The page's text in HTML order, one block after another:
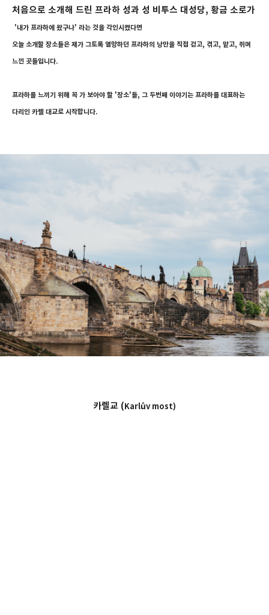
처음으로 소개해 드린 프라하 성과 성 비투스 대성당, 황금 소로가
'내가 프라하에 왔구나' 라는 것을 각인시켰다면
오늘 소개할 장소들은 제가 그토록 열망하던 프라하의 낭만을 직접 걷고, 겪고, 맡고, 쥐며
느낀 곳들입니다.
프라하를 느끼기 위해 꼭 가 보아야 할 '장소'들, 그 두번째 이야기는 프라하를 대표하는
다리인 카렐 대교로 시작합니다.
카렐교 (Karlův most)